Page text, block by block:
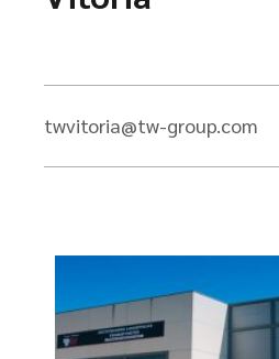
twvitoria@tw-group.com